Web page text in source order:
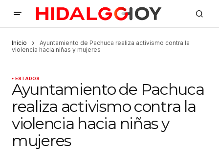
Inicio
Ayuntamiento de Pachuca realiza activismo contra la
violencia hacia niñas y mujeres
ESTADOS
Ayuntamiento de Pachuca
realiza activismo contra la
violencia hacia niñas y
mujeres